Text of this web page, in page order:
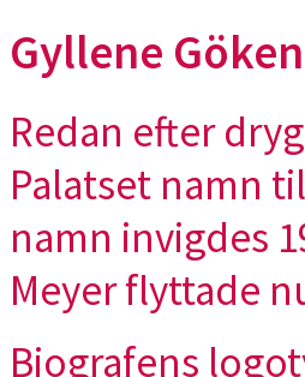
Gyllene
Redan efter
Palatset namn
namn invigdes
Meyer flyttade
Biografens